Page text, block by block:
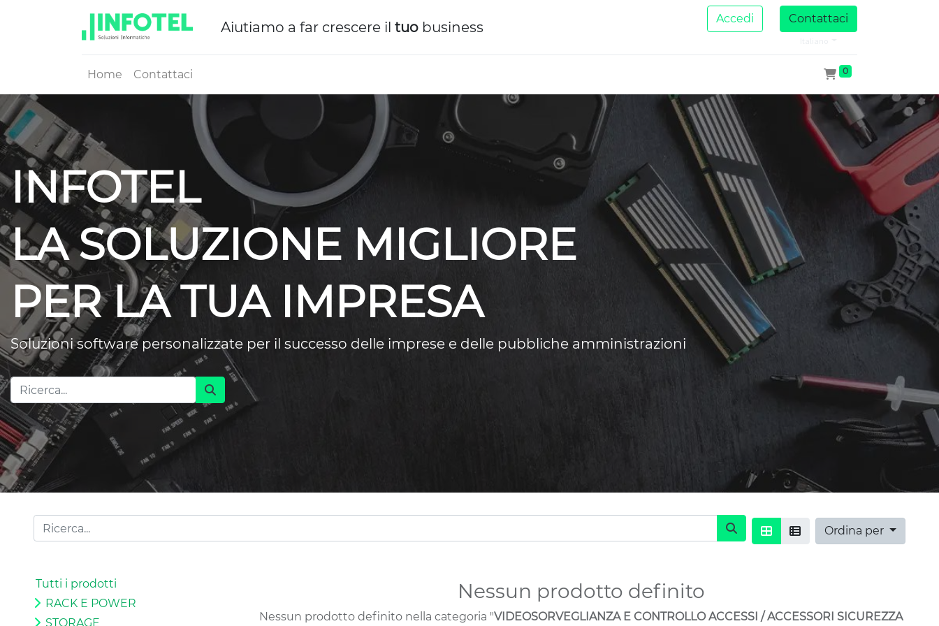
Aiutiamo a far crescere il tuo business
Accedi Contattaci
Home Contattaci 0
INFOTEL
LA SOLUZIONE MIGLIORE
PER LA TUA IMPRESA
Soluzioni software personalizzate per il successo delle imprese e delle pubbliche amministrazioni
Ordina per
Tutti i prodotti
RACK E POWER
STORAGE
Nessun prodotto definito
Nessun prodotto definito nella categoria "VIDEOSORVEGLIANZA E CONTROLLO ACCESSI / ACCESSORI SICUREZZA